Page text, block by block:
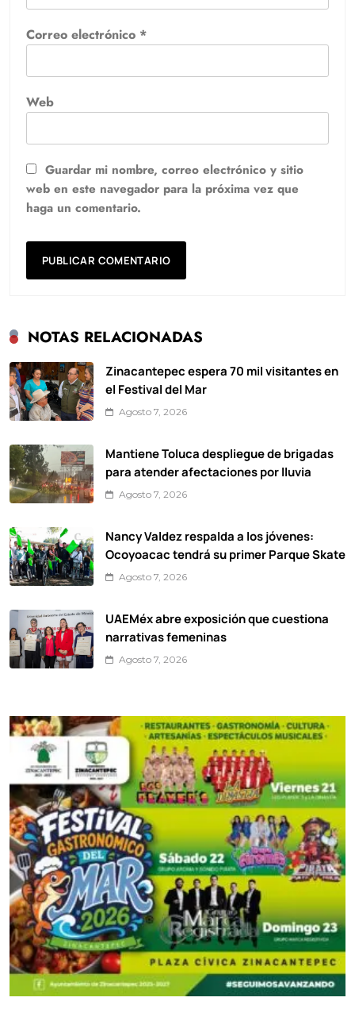
Correo electrónico *
Web
Guardar mi nombre, correo electrónico y sitio
web en este navegador para la próxima vez que
haga un comentario.
NOTAS RELACIONADAS
Zinacantepec espera 70 mil visitantes en
el Festival del Mar
Agosto 7, 2026
Mantiene Toluca despliegue de brigadas
para atender afectaciones por lluvia
Agosto 7, 2026
Nancy Valdez respalda a los jóvenes:
Ocoyoacac tendrá su primer Parque Skate
Agosto 7, 2026
UAEMéx abre exposición que cuestiona
narrativas femeninas
Agosto 7, 2026